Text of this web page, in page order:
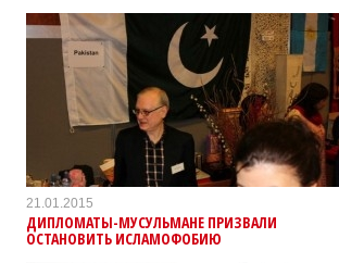
21.01.2015
ДИПЛОМАТЫ-МУСУЛЬМАНЕ ПРИЗВАЛИ
ОСТАНОВИТЬ ИСЛАМОФОБИЮ